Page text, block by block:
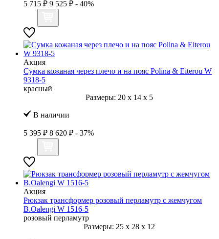
5 715 ₽ 9 525 ₽ - 40%
Акция
Сумка кожаная через плечо и на пояс Polina & Eiterou W
9318-5
красный
Размеры: 20 x 14 x 5
В наличии
5 395 ₽ 8 620 ₽ - 37%
Акция
Рюкзак трансформер розовый перламутр с жемчугом
B.Oalengi W 1516-5
розовый перламутр
Размеры: 25 x 28 x 12